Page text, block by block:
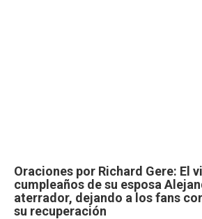
Oraciones por Richard Gere: El
cumpleaños de su esposa
aterrador, dejando a los fans
su recuperación